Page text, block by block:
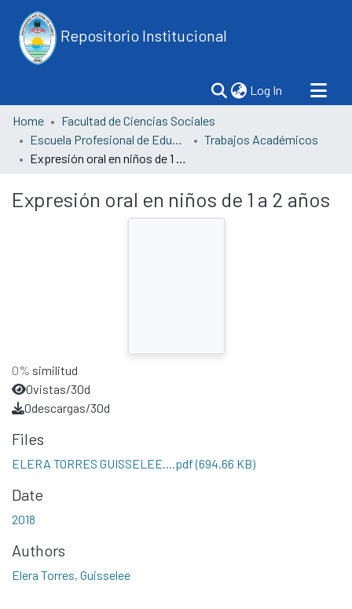
Repositorio Institucional
Log In (current)
Home
Facultad de Ciencias Sociales
Escuela Profesional de Educación
Trabajos Académicos
Expresión oral en niños de 1 a 2 años
Expresión oral en niños de 1 a 2 años
0% similitud
0vistas/30d
0descargas/30d
Files
ELERA TORRES GUISSELEE....pdf(694.66 KB)
Date
2018
Authors
Elera Torres, Guisselee